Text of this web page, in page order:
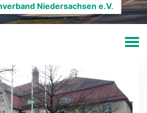
Niedersachsen e.V.